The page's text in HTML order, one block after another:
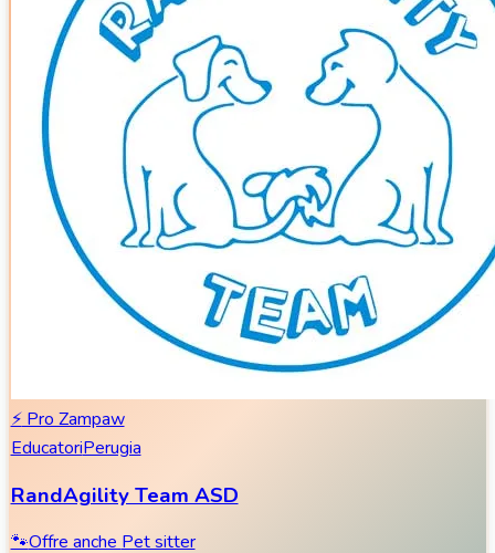
⚡Pro Zampaw
EducatoriPerugia
RandAgility Team ASD
🐾Offre anche Pet sitter